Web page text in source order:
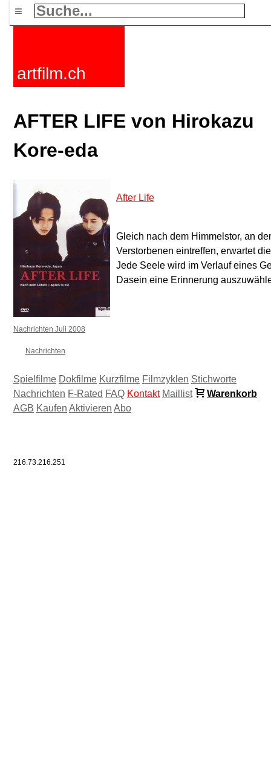
≡
artfilm.ch
AFTER LIFE von Hirokazu
Kore-eda
After Life
Gleich nach dem Himmelstor, an
Verstorbenen eintreffen, erwartet
Jede Seele wird im Verlauf eines
Dasein eine Erinnerung
Nachrichten Juli 2008
Nachrichten
Spielfilme Dokfilme Kurzfilme Filmzyklen Stichworte
Nachrichten F-Rated FAQ Kontakt Maillist
Warenkorb
AGB Kaufen Aktivieren Abo
216.73.216.251